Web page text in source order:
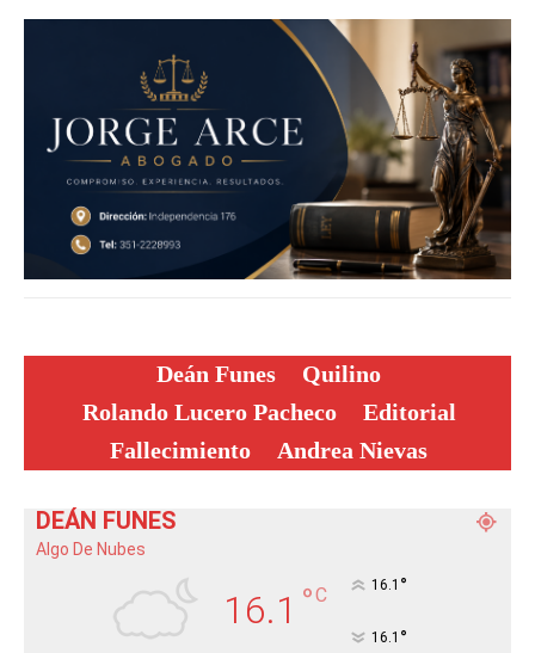
Deán Funes
Quilino
Rolando Lucero Pacheco
Editorial
Fallecimiento
Andrea Nievas
DEÁN FUNES
Algo De Nubes
16.1 °C 16.1 °
16.1 °